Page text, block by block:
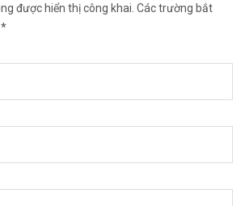
đã xem thông tin😘🍀🤗Chúc bạn
được hiển thị công khai. Các trường bắt
*